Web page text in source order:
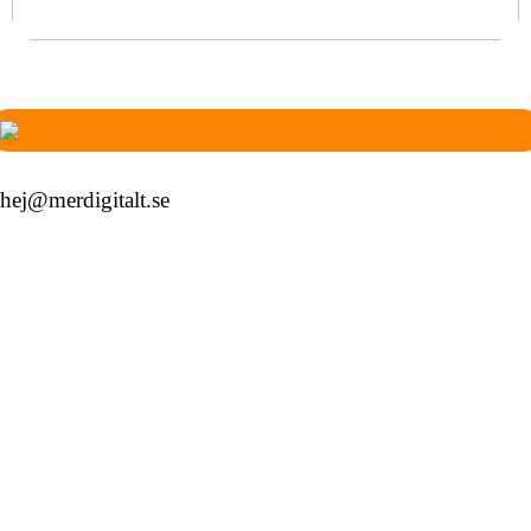
hej@merdigitalt.se